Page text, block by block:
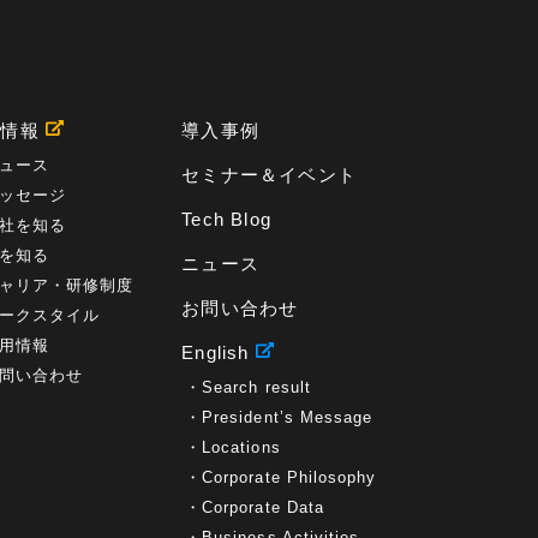
報
ース
セージ
を知る
知る
リア・研修制度
クスタイル
情報
い合わせ
導入事例
セミナー＆イベント
Tech Blog
ニュース
お問い合わせ
English
Search result
President’s Message
Locations
Corporate Philosophy
Corporate Data